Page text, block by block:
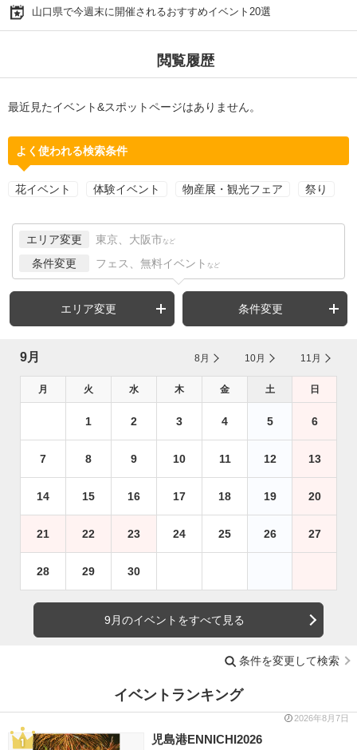
山口県で今週末に開催されるおすすめイベント20選
閲覧履歴
最近見たイベント&スポットページはありません。
よく使われる検索条件
花イベント 体験イベント 物産展・観光フェア 祭り
エリア変更 東京、大阪市 など
条件変更 フェス、無料イベント など
エリア変更 条件変更
9月 8月 10月 11月
月 火 水 木 金 土 日
1 2 3 4 5 6
7 8 9 10 11 12 13
14 15 16 17 18 19 20
21 22 23 24 25 26 27
28 29 30
9月のイベントをすべて見る
条件を変更して検索
イベントランキング
2026年8月7日
児島港ENNICHI2026